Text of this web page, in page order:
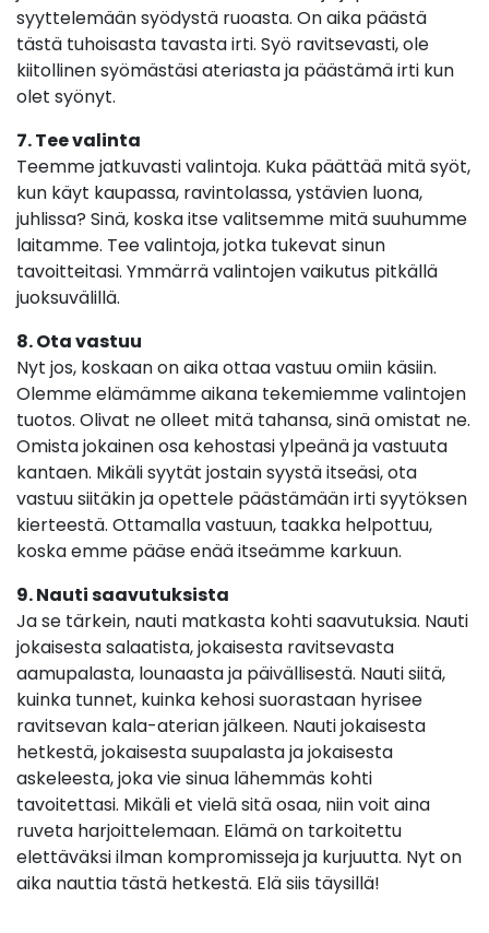
syyttelemään syödystä ruoasta. On aika päästä
tästä tuhoisasta tavasta irti. Syö ravitsevasti, ole
kiitollinen syömästäsi ateriasta ja päästämä irti kun
olet syönyt.
7. Tee valinta
Teemme jatkuvasti valintoja. Kuka päättää mitä syöt,
kun käyt kaupassa, ravintolassa, ystävien luona,
juhlissa? Sinä, koska itse valitsemme mitä suuhumme
laitamme. Tee valintoja, jotka tukevat sinun
tavoitteitasi. Ymmärrä valintojen vaikutus pitkällä
juoksuvälillä.
8. Ota vastuu
Nyt jos, koskaan on aika ottaa vastuu omiin käsiin.
Olemme elämämme aikana tekemiemme valintojen
tuotos. Olivat ne olleet mitä tahansa, sinä omistat ne.
Omista jokainen osa kehostasi ylpeänä ja vastuuta
kantaen. Mikäli syytät jostain syystä itseäsi, ota
vastuu siitäkin ja opettele päästämään irti syytöksen
kierteestä. Ottamalla vastuun, taakka helpottuu,
koska emme pääse enää itseämme karkuun.
9. Nauti saavutuksista
Ja se tärkein, nauti matkasta kohti saavutuksia. Nauti
jokaisesta salaatista, jokaisesta ravitsevasta
aamupalasta, lounaasta ja päivällisestä. Nauti siitä,
kuinka tunnet, kuinka kehosi suorastaan hyrisee
ravitsevan kala-aterian jälkeen. Nauti jokaisesta
hetkestä, jokaisesta suupalasta ja jokaisesta
askeleesta, joka vie sinua lähemmäs kohti
tavoitettasi. Mikäli et vielä sitä osaa, niin voit aina
ruveta harjoittelemaan. Elämä on tarkoitettu
elettäväksi ilman kompromisseja ja kurjuutta. Nyt on
aika nauttia tästä hetkestä. Elä siis täysillä!